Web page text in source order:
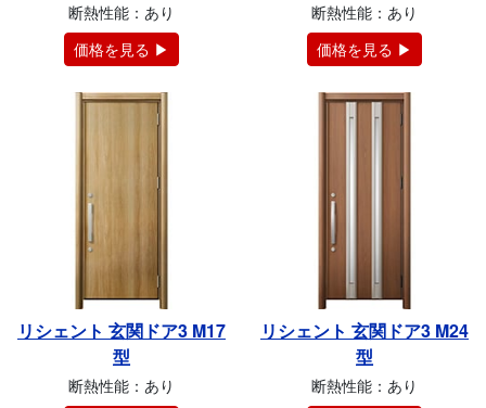
断熱性能：あり
価格を見る ▶
断熱性能：あり
価格を見る ▶
リシェント 玄関ドア3 M17
型
断熱性能：あり
リシェント 玄関ドア3 M24
型
断熱性能：あり